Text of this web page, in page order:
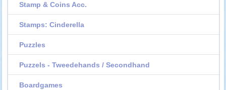
Stamp & Coins Acc.
Stamps: Cinderella
Puzzles
Puzzels - Tweedehands / Secondhand
Boardgames